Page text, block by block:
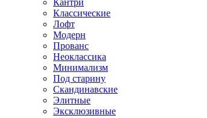
Классические
Лофт
Модерн
Прованс
Неоклассика
Минимализм
Под старину
Скандинавские
Элитные
Эксклюзивные